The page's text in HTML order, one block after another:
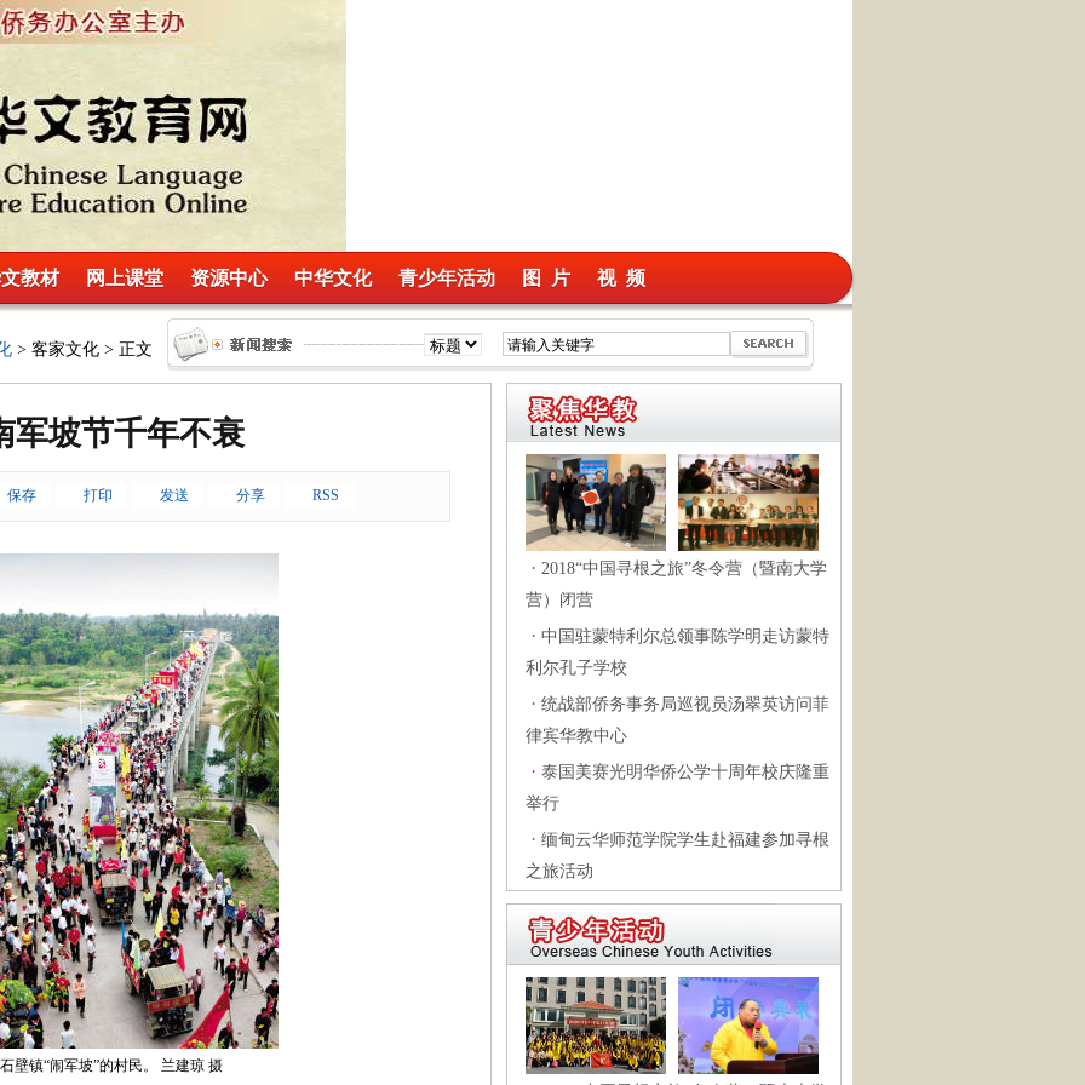
教材 网上课堂 资源中心 中华文化 青少年活动 图 片 视 频
> 客家文化 > 正文
军坡节千年不衰
保存 打印 发送 分享 RSS
壁镇“闹军坡”的村民。 兰建琼 摄
· 2018“中国寻根之旅”冬令营（暨南大学
营）闭营
· 中国驻蒙特利尔总领事陈学明走访蒙特
利尔孔子学校
· 统战部侨务事务局巡视员汤翠英访问菲
律宾华教中心
· 泰国美赛光明华侨公学十周年校庆隆重
举行
· 缅甸云华师范学院学生赴福建参加寻根
之旅活动